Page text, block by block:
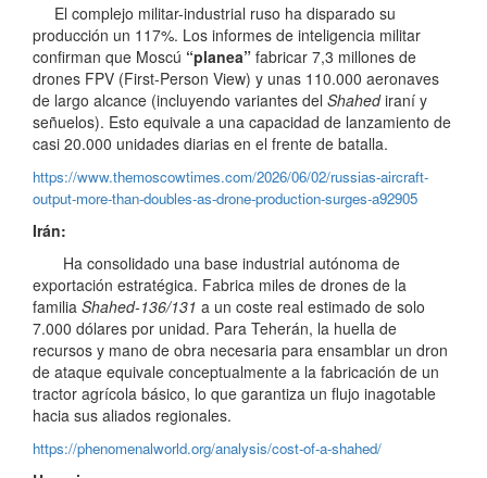
El complejo militar-industrial ruso ha disparado su
producción un 117%. Los informes de inteligencia militar
confirman que Moscú “planea” fabricar 7,3 millones de
drones FPV (First-Person View) y unas 110.000 aeronaves
de largo alcance (incluyendo variantes del Shahediraní y
señuelos). Esto equivale a una capacidad de lanzamiento de
casi 20.000 unidades diarias en el frente de batalla.
https://www.themoscowtimes.com/2026/06/02/russias-aircraft-
output-more-than-doubles-as-drone-production-surges-a92905
Irán:
Ha consolidado una base industrial autónoma de
exportación estratégica. Fabrica miles de drones de la
familia Shahed-136/131 a un coste real estimado de solo
7.000 dólares por unidad. Para Teherán, la huella de
recursos y mano de obra necesaria para ensamblar un dron
de ataque equivale conceptualmente a la fabricación de un
tractor agrícola básico, lo que garantiza un flujo inagotable
hacia sus aliados regionales.
https://phenomenalworld.org/analysis/cost-of-a-shahed/